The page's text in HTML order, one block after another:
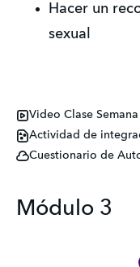
Hacer un
sexual
Video Clase
Actividad de
Cuestionario de
Módulo 3